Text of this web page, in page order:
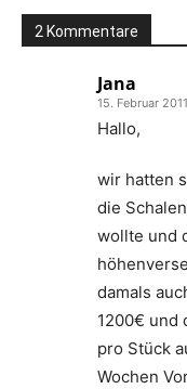
2 Kommentare
Jana
15. Februar
Hallo,
wir hatten
die
wollte und
damals
1200€ und
pro Stück
Wochen